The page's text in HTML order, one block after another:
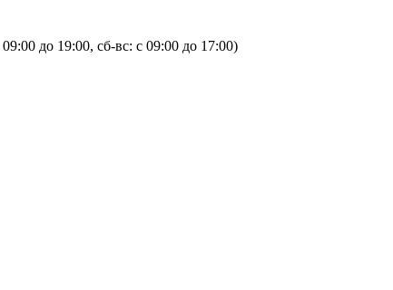
09:00 до 19:00, сб-вс: с 09:00 до 17:00)